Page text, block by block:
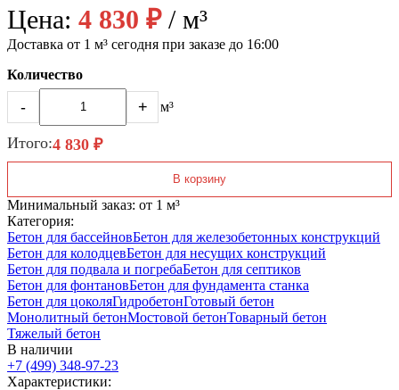
Цена: 4 830 ₽/ м³
Доставка от 1 м³ сегодня при заказе до 16:00
Количество
- + м³
Итого:4 830 ₽
В корзину
Минимальный заказ: от 1 м³
Категория:
Бетон для бассейновБетон для железобетонных конструкций
Бетон для колодцевБетон для несущих конструкций
Бетон для подвала и погребаБетон для септиков
Бетон для фонтановБетон для фундамента станка
Бетон для цоколяГидробетонГотовый бетон
Монолитный бетонМостовой бетонТоварный бетон
Тяжелый бетон
В наличии
+7 (499) 348-97-23
Характеристики: